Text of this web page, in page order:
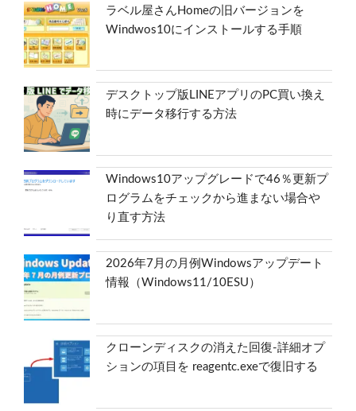
ラベル屋さんHomeの旧バージョンを
Windwos10にインストールする手順
デスクトップ版LINEアプリのPC買い換え
時にデータ移行する方法
Windows10アップグレードで46％更新プ
ログラムをチェックから進まない場合や
り直す方法
2026年7月の月例Windowsアップデート
情報（Windows11/10ESU）
クローンディスクの消えた回復-詳細オプ
ションの項目を reagentc.exeで復旧する